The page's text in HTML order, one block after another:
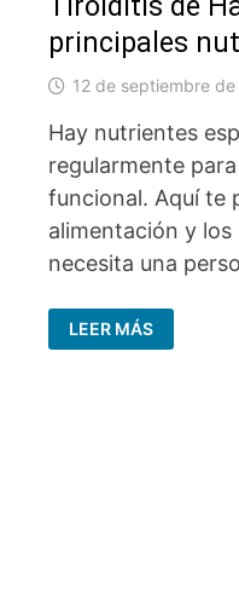
principales
12 de septiembre
Hay nutrientes
regularmente
funcional. Aquí te
alimentación y
necesita una
TIROIDITIS
DE
HASHIMOTO
LEER MÁS